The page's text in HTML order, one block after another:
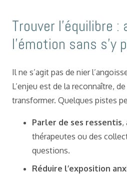
Trouver l’équilibre :
l’émotion sans s’y
Il ne s’agit pas de nier
L’enjeu est de la reconnaître,
transformer. Quelques pistes
Parler de ses ressentis,
thérapeutes ou des
questions.
Réduire l’exposition